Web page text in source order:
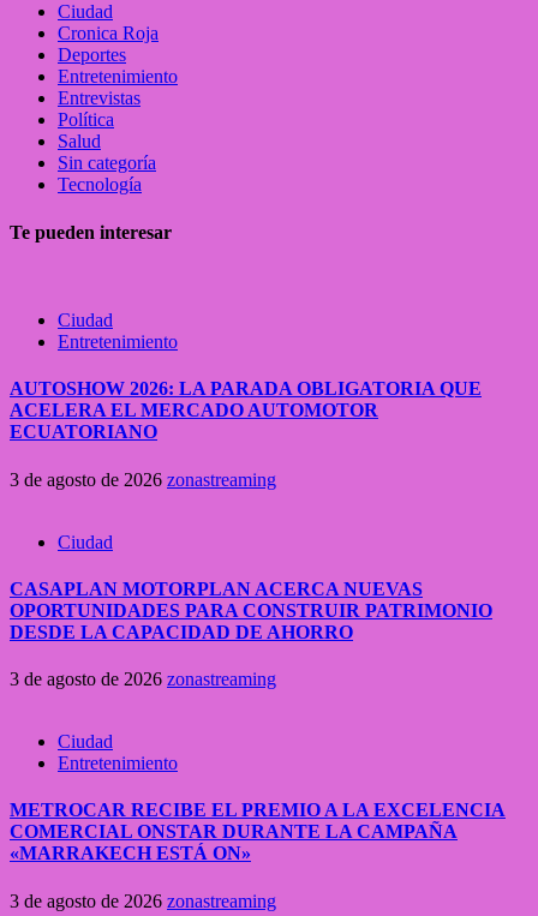
Ciudad
Cronica Roja
Deportes
Entretenimiento
Entrevistas
Política
Salud
Sin categoría
Tecnología
Te pueden interesar
Ciudad
Entretenimiento
AUTOSHOW 2026: LA PARADA OBLIGATORIA QUE
ACELERA EL MERCADO AUTOMOTOR
ECUATORIANO
3 de agosto de 2026 zonastreaming
Ciudad
CASAPLAN MOTORPLAN ACERCA NUEVAS
OPORTUNIDADES PARA CONSTRUIR PATRIMONIO
DESDE LA CAPACIDAD DE AHORRO
3 de agosto de 2026 zonastreaming
Ciudad
Entretenimiento
METROCAR RECIBE EL PREMIO A LA EXCELENCIA
COMERCIAL ONSTAR DURANTE LA CAMPAÑA
«MARRAKECH ESTÁ ON»
3 de agosto de 2026 zonastreaming